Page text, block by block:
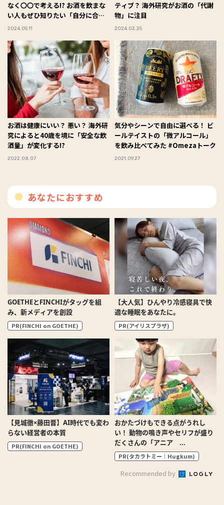
なく〇〇で考える!? お酒を飲まな
い人もぜひ知りたい「自分に合っ
た飲酒量」のこと ＃Omezaトー
2024.05.11
ティブ？ 海外研究がお酒の「代謝
物」に注目
2024.02.25
お酒は健康にいい？ 悪い？ 海外研
究によると40歳を境に「安全な飲
酒量」が変化する!?
2022.08.07
気分やシーンで自由に選べる！ ビ
ールテイストの「微アルコール」
を飲み比べてみた #Omezaトーク
2021.09.27
あなたにおすすめ
GOETHEとFINCHIがタッグを組
み、新メディアを創設
PR(FINCHI on GOETHE)
【大人気】ひんやり冷感寝具で快
適な睡眠をあなたに。
PR(アイリスプラザ)
【見城徹×藤田晋】AI時代でも変わ
らない経営者の本質
PR(FINCHI on GOETHE)
おかたづけもできる点がうれし
い！ 動物の鳴き声やセリフが盛り
だくさんの「アニア ...
PR(タカラトミー｜Hugkum)
Recommended by